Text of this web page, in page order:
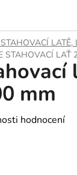
LATĚ,
STAHOVACÍ LAŤ
mm
hodnocení